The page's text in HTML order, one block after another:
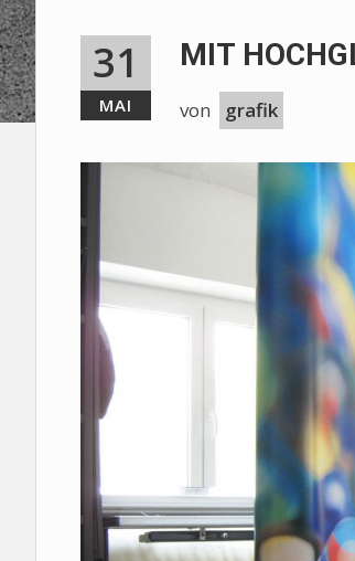
31
MAI
MIT
von grafik